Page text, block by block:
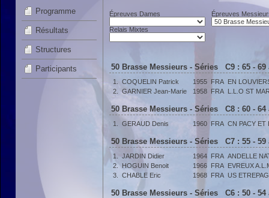
Programme
Résultats
Structures
Participants
Épreuves Dames Épreuves
Relais Mixtes
50 Brasse Messieurs - Séries C9 : 65 -
1. COQUELIN Patrick 1955 FRA EN
2.
GARNIER Jean-Marie 1958 FRA L.L.O ST
50 Brasse Messieurs - Séries C8 : 60 -
1. GERAUD Denis 1960 FRA CN PACY ET
50 Brasse Messieurs - Séries C7 : 55 -
1. JARDIN Didier 1964 FRA ANDELLE
2. HOGUIN Benoit 1966 FRA EVREUX
3.
CHABLE Eric 1968 FRA US
50 Brasse Messieurs - Séries C6 : 50 -